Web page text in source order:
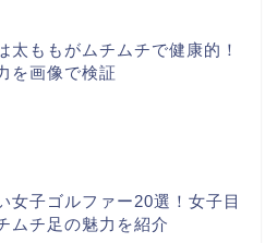
太ももがムチムチで健康的！
を画像で検証
女子ゴルファー20選！女子目
ムチ足の魅力を紹介